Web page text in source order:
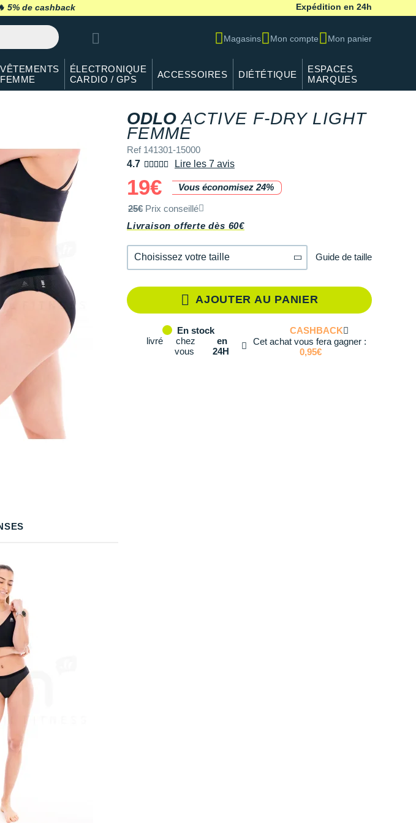
retour 30 jours* Expédition en 24h
Magasins Mon compte Mon panier
VÊTEMENTS
FEMME
ÉLECTRONIQUE
CARDIO / GPS
ACCESSOIRES DIÉTÉTIQUE
ESPACES
MARQUES
ODLO ACTIVE F-DRY LIGHT
FEMME
Ref 141301-15000
4.7
Lire les 7 avis
19€ Vous économisez 24%
25€ Prix conseillé
Livraison offerte dès 60€
Choisissez votre taille
En rupture
En stock
Guide de taille
AJOUTER AU PANIER
En stock
livré
chez
vous
en
24H
CASHBACK
Cet achat vous fera gagner :
0,95€
rupture
stock
En rupture